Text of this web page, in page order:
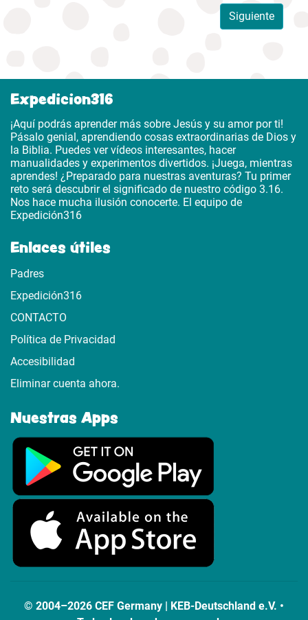
Siguiente
Expedicion316
¡Aquí podrás aprender más sobre Jesús y su amor por ti!
Pásalo genial, aprendiendo cosas extraordinarias de Dios y
la Biblia. Puedes ver vídeos interesantes, hacer
manualidades y experimentos divertidos. ¡Juega, mientras
aprendes! ¿Preparado para nuestras aventuras? Tu primer
reto será descubrir el significado de nuestro código 3.16.
Nos hace mucha ilusión conocerte. El equipo de
Expedición316
Enlaces útiles
Padres
Expedición316
CONTACTO
Política de Privacidad
Accesibilidad
Eliminar cuenta ahora.
Nuestras Apps
© 2004–2026 CEF Germany | KEB-Deutschland e.V. •